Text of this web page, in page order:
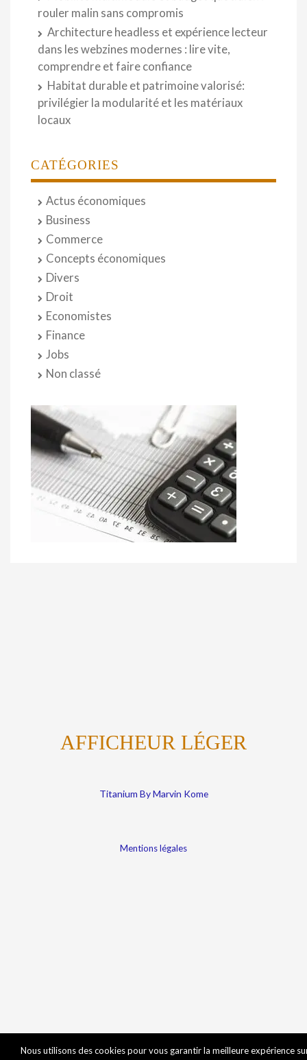
rouler malin sans compromis
Architecture headless et expérience lecteur
dans les webzines modernes : lire vite,
comprendre et faire confiance
Habitat durable et patrimoine valorisé:
privilégier la modularité et les matériaux
locaux
CATÉGORIES
Actus économiques
Business
Commerce
Concepts économiques
Divers
Droit
Economistes
Finance
Jobs
Non classé
AFFICHEUR LÉGER
Titanium By Marvin Kome
Mentions légales
Nous utilisons des cookies pour vous garantir la meilleure expérience